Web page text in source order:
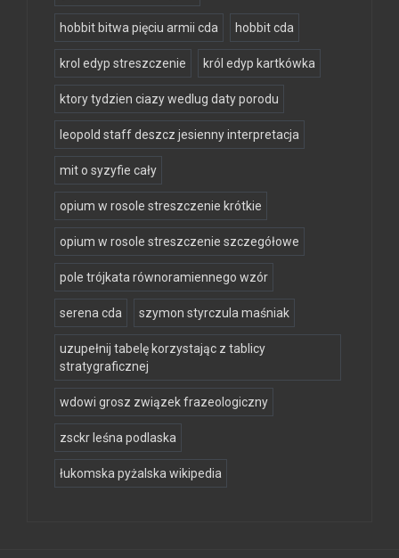
hobbit bitwa pięciu armii cda hobbit cda
krol edyp streszczenie król edyp kartkówka
ktory tydzien ciazy wedlug daty porodu
leopold staff deszcz jesienny interpretacja
mit o syzyfie cały
opium w rosole streszczenie krótkie
opium w rosole streszczenie szczegółowe
pole trójkata równoramiennego wzór
serena cda szymon styrczula maśniak
uzupełnij tabelę korzystając z tablicy
stratygraficznej
wdowi grosz związek frazeologiczny
zsckr leśna podlaska
łukomska pyżalska wikipedia